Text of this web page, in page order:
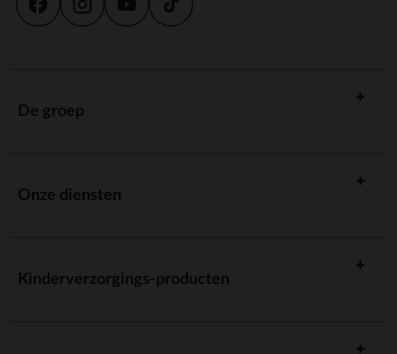
De groep
Onze diensten
Kinderverzorgings-producten